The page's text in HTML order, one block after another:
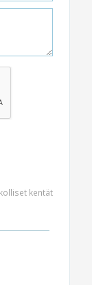
kentät